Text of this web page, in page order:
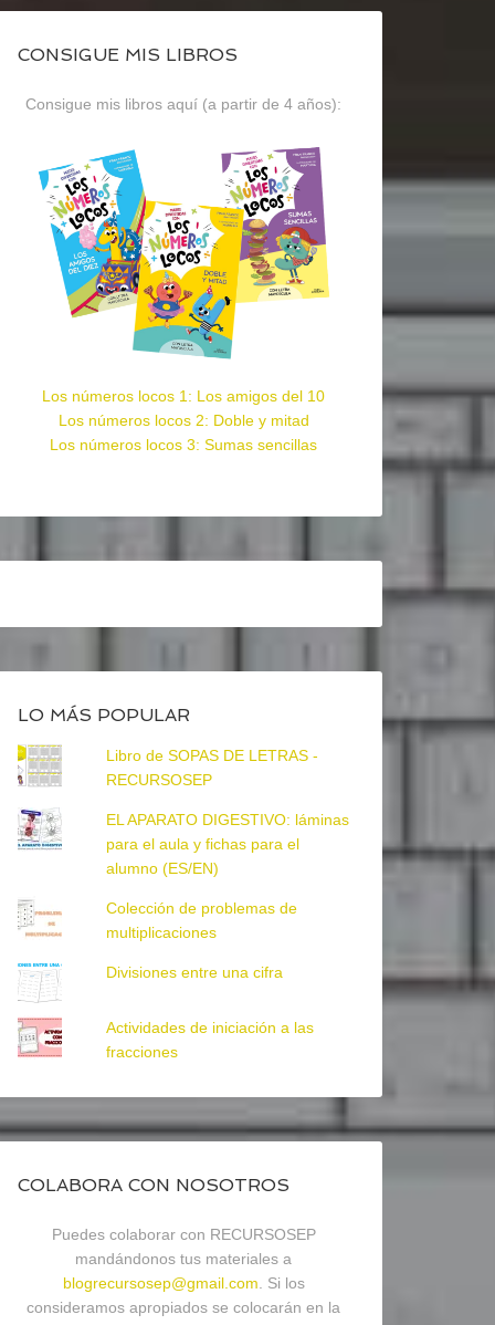
CONSIGUE MIS LIBROS
Consigue mis libros aquí (a partir de 4 años):
Los números locos 1: Los amigos del 10
Los números locos 2: Doble y mitad
Los números locos 3: Sumas sencillas
LO MÁS POPULAR
Libro de SOPAS DE LETRAS -
RECURSOSEP
EL APARATO DIGESTIVO: láminas
para el aula y fichas para el
alumno (ES/EN)
Colección de problemas de
multiplicaciones
Divisiones entre una cifra
Actividades de iniciación a las
fracciones
COLABORA CON NOSOTROS
Puedes colaborar con RECURSOSEP
mandándonos tus materiales a
blogrecursosep@gmail.com . Si los
consideramos apropiados se colocarán en la